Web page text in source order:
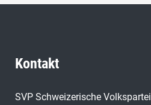
Kontakt
SVP Schweizerische Volkspartei